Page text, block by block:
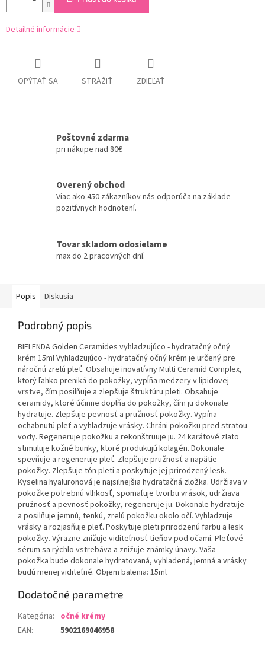
Detailné informácie
OPÝTAŤ SA STRÁŽIŤ ZDIEĽAŤ
Poštovné zdarma
pri nákupe nad 80€
Overený obchod
Viac ako 450 zákazníkov nás odporúča na základe
pozitívnych hodnotení.
Tovar skladom odosielame
max do 2 pracovných dní.
Popis Diskusia
Podrobný popis
BIELENDA Golden Ceramides vyhladzujúco - hydratačný očný
krém 15ml Vyhladzujúco - hydratačný očný krém je určený pre
náročnú zrelú pleť. Obsahuje inovatívny Multi Ceramid Complex,
ktorý ľahko preniká do pokožky, vypĺňa medzery v lipidovej
vrstve, čím posilňuje a zlepšuje štruktúru pleti. Obsahuje
ceramidy, ktoré účinne dopĺňa do pokožky, čím ju dokonale
hydratuje. Zlepšuje pevnosť a pružnosť pokožky. Vypína
ochabnutú pleť a vyhladzuje vrásky. Chráni pokožku pred stratou
vody. Regeneruje pokožku a rekonštruuje ju. 24 karátové zlato
stimuluje kožné bunky, ktoré produkujú kolagén. Dokonale
spevňuje a regeneruje pleť. Zlepšuje pružnosť a napätie
pokožky. Zlepšuje tón pleti a poskytuje jej prirodzený lesk.
Kyselina hyaluronová je najsilnejšia hydratačná zložka. Udržiava v
pokožke potrebnú vlhkosť, spomaľuje tvorbu vrások, udržiava
pružnosť a pevnosť pokožky, regeneruje ju. Dokonale hydratuje
a posilňuje jemnú, tenkú, zrelú pokožku okolo očí. Vyhladzuje
vrásky a rozjasňuje pleť. Poskytuje pleti prirodzenú farbu a lesk
pokožky. Výrazne znižuje viditeľnosť tieňov pod očami. Pleťové
sérum sa rýchlo vstrebáva a znižuje známky únavy. Vaša
pokožka bude dokonale hydratovaná, vyhladená, jemná a vrásky
budú menej viditeľné. Objem balenia: 15ml
Dodatočné parametre
Kategória: očné krémy
EAN: 5902169046958